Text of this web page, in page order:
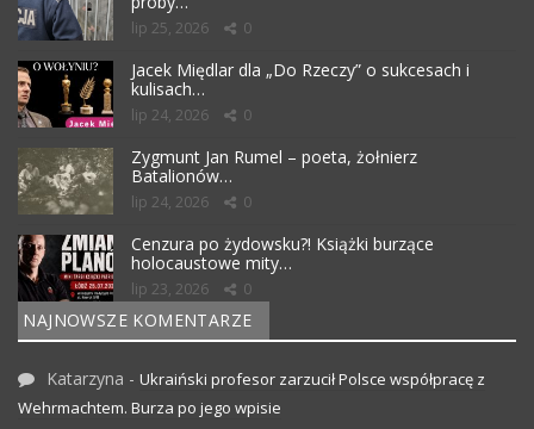
lip 25, 2026 0
Jacek Międlar dla „Do Rzeczy” o sukcesach i
kulisach…
lip 24, 2026 0
Zygmunt Jan Rumel – poeta, żołnierz
Batalionów…
lip 24, 2026 0
Cenzura po żydowsku?! Książki burzące
holocaustowe mity…
lip 23, 2026 0
NAJNOWSZE KOMENTARZE
Katarzyna - Ukraiński profesor zarzucił Polsce współpracę z
Wehrmachtem. Burza po jego wpisie